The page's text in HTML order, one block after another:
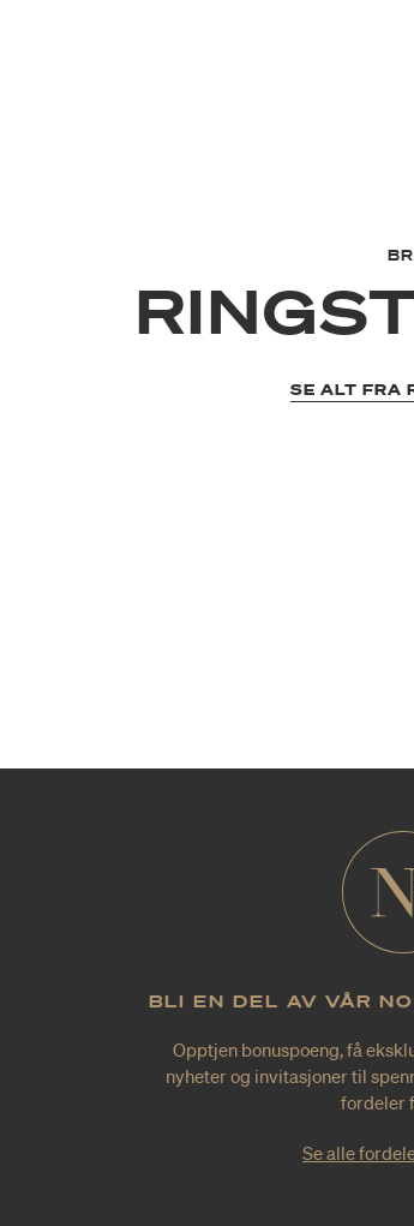
SE ALT FRA
BLI EN DEL AV VÅR
Opptjen bonuspoeng, få
nyheter og invitasjoner til
fordeler
Se alle